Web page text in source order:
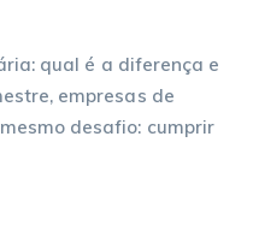
qual é a diferença e
empresas de
desafio: cumprir